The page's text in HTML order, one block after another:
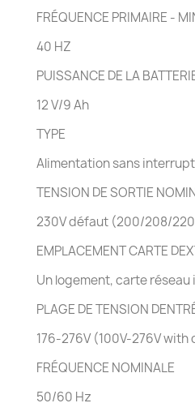
FRÉQUENCE PRIMAIRE -
40 HZ
PUISSANCE DE LA
12 V/9 Ah
TYPE
Alimentation sans
TENSION DE SORTIE
230V défaut (200/208/
EMPLACEMENT CARTE
Un logement, carte réseau
PLAGE DE TENSION
176-276V (100V-276V
FRÉQUENCE NOMINALE
50/60 Hz